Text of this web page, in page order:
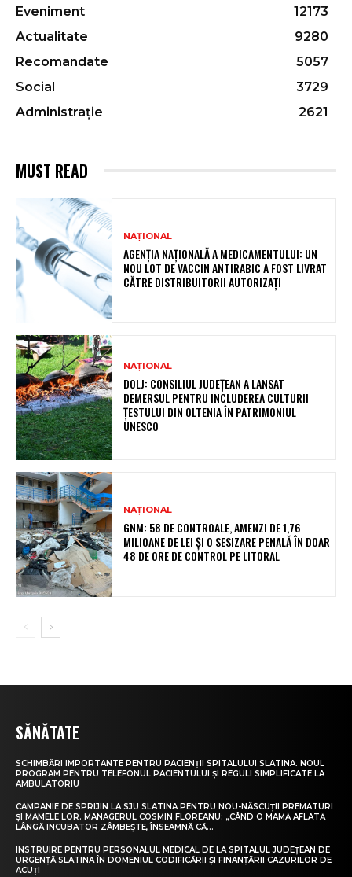
Eveniment
12173
Actualitate
9280
Recomandate
5057
Social
3729
Administrație
2621
MUST READ
NAȚIONAL
AGENȚIA NAȚIONALĂ A MEDICAMENTULUI: UN
NOU LOT DE VACCIN ANTIRABIC A FOST LIVRAT
CĂTRE DISTRIBUITORII AUTORIZAȚI
NAȚIONAL
DOLJ: CONSILIUL JUDEȚEAN A LANSAT
DEMERSUL PENTRU INCLUDEREA CULTURII
ȚESTULUI DIN OLTENIA ÎN PATRIMONIUL
UNESCO
NAȚIONAL
GNM: 58 DE CONTROALE, AMENZI DE 1,76
MILIOANE DE LEI ȘI O SESIZARE PENALĂ ÎN DOAR
48 DE ORE DE CONTROL PE LITORAL
SĂNĂTATE
SCHIMBĂRI IMPORTANTE PENTRU PACIENȚII SPITALULUI SLATINA. NOUL
PROGRAM PENTRU TELEFONUL PACIENTULUI ȘI REGULI SIMPLIFICATE LA
AMBULATORIU
CAMPANIE DE SPRIJIN LA SJU SLATINA PENTRU NOU-NĂSCUȚII PREMATURI
ȘI MAMELE LOR. MANAGERUL COSMIN FLOREANU: „CÂND O MAMĂ AFLATĂ
LÂNGĂ INCUBATOR ZÂMBEȘTE, ÎNSEAMNĂ CĂ...
INSTRUIRE PENTRU PERSONALUL MEDICAL DE LA SPITALUL JUDEȚEAN DE
URGENȚĂ SLATINA ÎN DOMENIUL CODIFICĂRII ȘI FINANȚĂRII CAZURILOR DE
ACUȚI